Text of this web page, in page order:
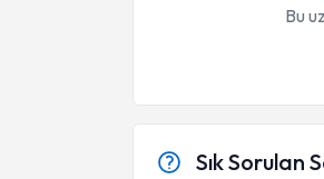
Bu
Sık Sorulan